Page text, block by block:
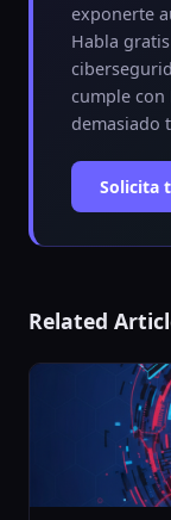
exponerte
Habla
cumple con
demasiado
Solicita
Related